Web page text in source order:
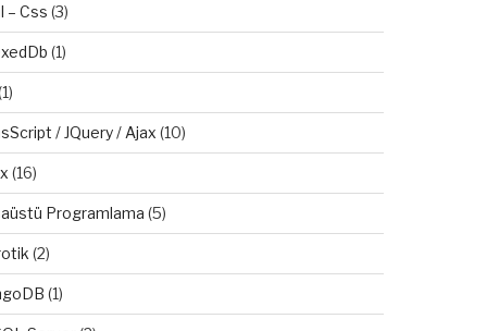
not given the SERVICE_NAME in
– Css (3)
(1)
/ JQuery / Ajax (10)
(16)
Programlama (5)
(2)
(1)